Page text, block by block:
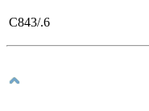
C843/.6